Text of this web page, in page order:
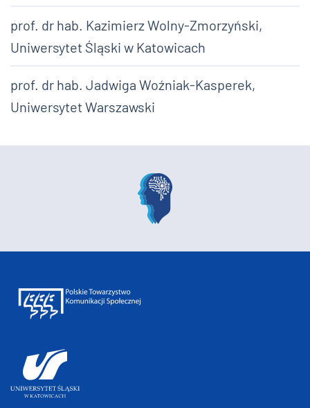
prof. dr hab. Kazimierz Wolny-Zmorzyński,
Uniwersytet Śląski w Katowicach
prof. dr hab. Jadwiga Woźniak-Kasperek,
Uniwersytet Warszawski